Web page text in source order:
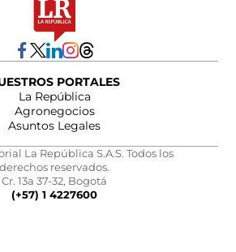
PORTALES
La República
Agronegocios
Asuntos Legales
La República S.A.S. Todos los
derechos reservados.
Cr. 13a 37-32, Bogotá
(+57) 1 4227600